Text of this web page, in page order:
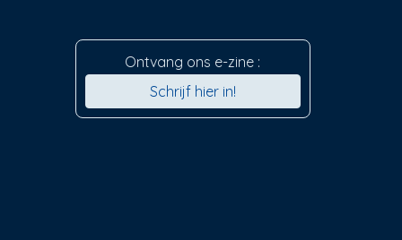
Ontvang ons e-zine :
Schrijf hier in!